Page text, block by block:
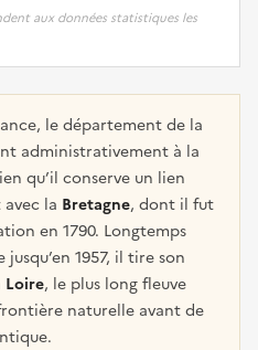
aux données statistiques les
le département de la
administrativement à la
qu’il conserve un lien
la Bretagne, dont il fut
en 1790. Longtemps
1957, il tire son
Loire, le plus long fleuve
naturelle avant de